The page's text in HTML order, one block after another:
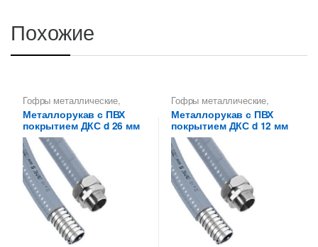
Похожие
Гофры металлические,
Металлорукава 26 мм,
Металлорукава для защиты
кабеля,Металлорукава
оцинкованные
Металлорукав с ПВХ
покрытием ДКС d 26 мм
Гофры металлические,
Металлорукава 12 мм,
Металлорукава для защиты
кабеля,Металлорукава
оцинкованные
Металлорукав с ПВХ
покрытием ДКС d 12 мм